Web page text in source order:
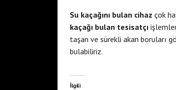
Su kaçağını bulan cihaz çok
kaçağı bulan tesisatçı
taşan ve sürekli akan boruları
bulabiliriz.
İlgili